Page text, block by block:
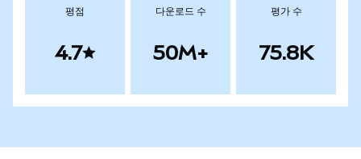
평점
4.7
다운로드 수
50M+
평가 수
75.8K